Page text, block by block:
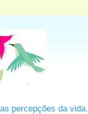
percepções da vida.